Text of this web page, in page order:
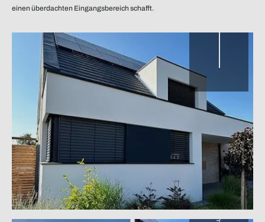
einen überdachten Eingangsbereich schafft.
Überdachter Eingangsbereich